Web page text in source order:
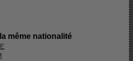
même nationalité